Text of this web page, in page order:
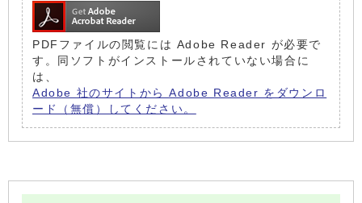
PDFファイルの閲覧には Adobe Reader が必要で
す。同ソフトがインストールされていない場合に
は、
Adobe 社のサイトから Adobe Reader をダウンロ
ード（無償）してください。